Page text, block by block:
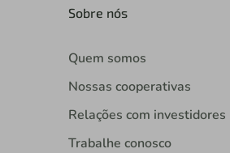
Sobre nós
Quem somos
Nossas cooperativas
Relações com investidores
Trabalhe conosco